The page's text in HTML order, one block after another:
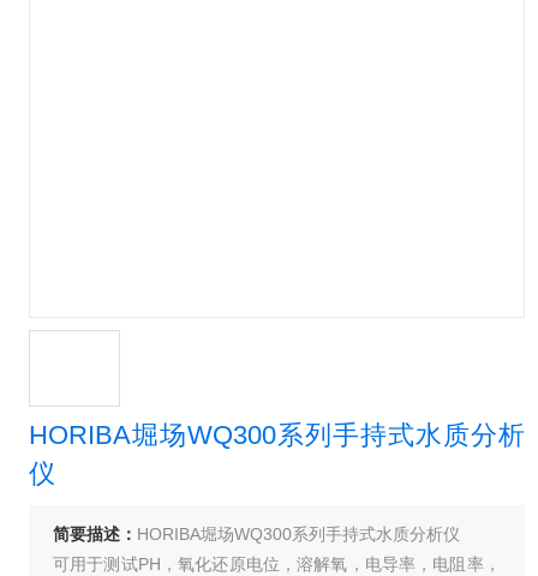
HORIBA堀场WQ300系列手持式水质分析
仪
简要描述： HORIBA堀场WQ300系列手持式水质分析仪
可用于测试PH，氧化还原电位，溶解氧，电导率，电阻率，